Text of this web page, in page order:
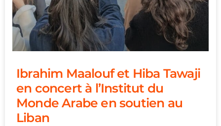
Ibrahim Maalouf et Hiba Tawaji
en concert à l’Institut du
Monde Arabe en soutien au
Liban